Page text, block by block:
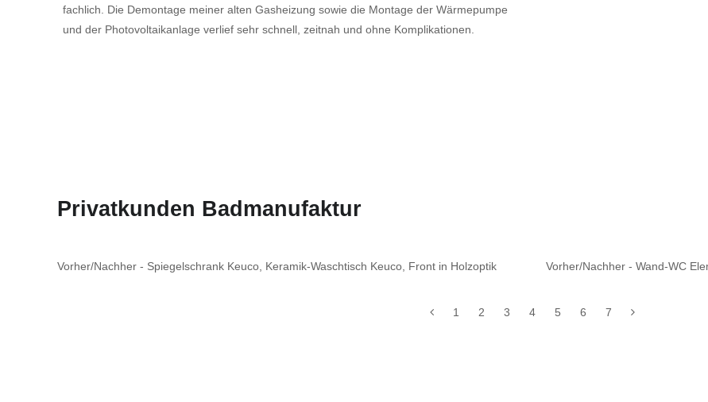
fachlich. Die Demontage meiner alten Gasheizung sowie die Montage der Wärmepumpe
und der Photovoltaikanlage verlief sehr schnell, zeitnah und ohne Komplikationen.
Privatkunden Badmanufaktur
Vorher/Nachher - Spiegelschrank Keuco, Keramik-Waschtisch Keuco, Front in Holzoptik Vorher/Nachher - Wand-WC
1 2 3 4 5 6 7